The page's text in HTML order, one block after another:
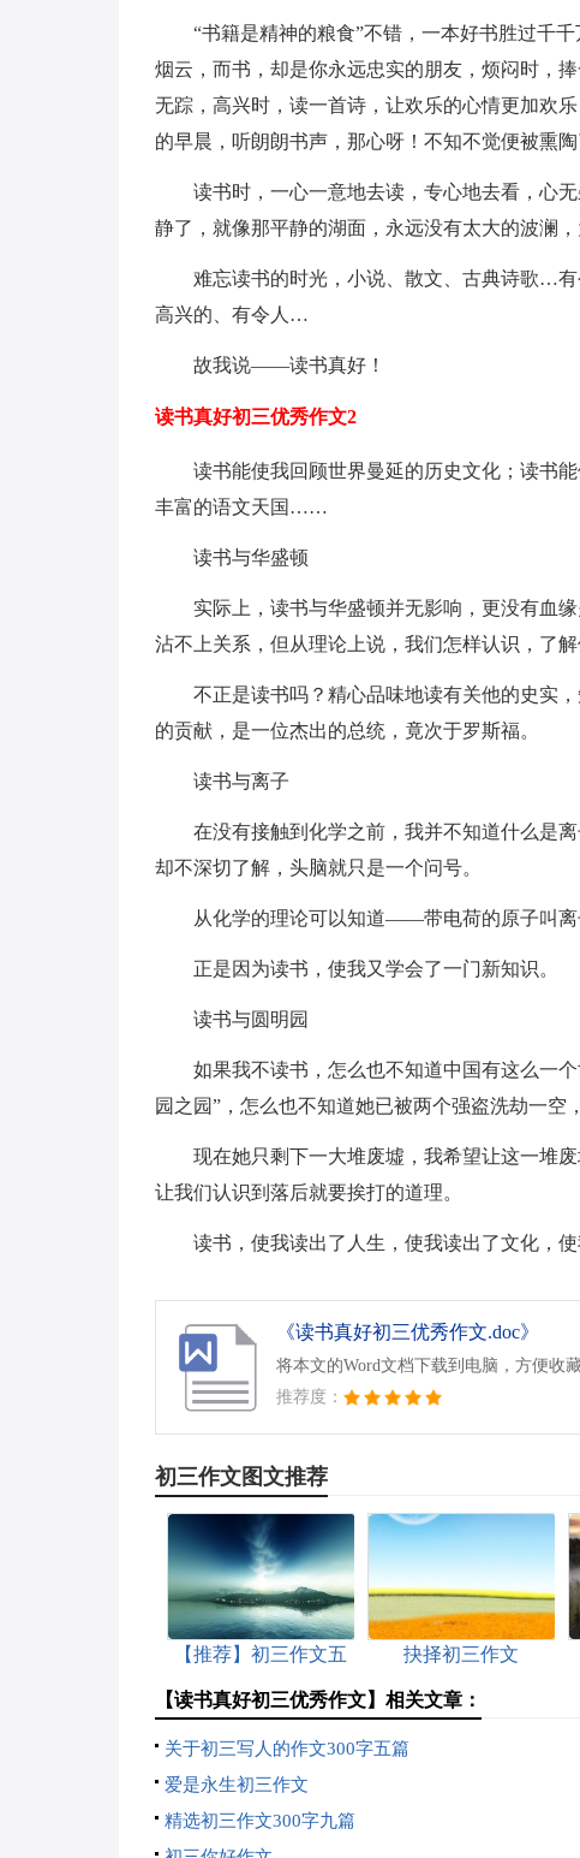
“书籍是精神的粮食”不错，一本好书胜过千
烟云，而书，却是你永远忠实的朋友，烦闷时，
无踪，高兴时，读一首诗，让欢乐的心情更加欢
的早晨，听朗朗书声，那心呀！不知不觉便被熏陶
读书时，一心一意地去读，专心地去看，心
静了，就像那平静的湖面，永远没有太大的波澜
难忘读书的时光，小说、散文、古典诗歌…
高兴的、有令人…
故我说——读书真好！
读书真好初三优秀作文2
读书能使我回顾世界曼延的历史文化；读书
丰富的语文天国……
读书与华盛顿
实际上，读书与华盛顿并无影响，更没有血
沾不上关系，但从理论上说，我们怎样认识，了解
不正是读书吗？精心品味地读有关他的史实
的贡献，是一位杰出的总统，竟次于罗斯福。
读书与离子
在没有接触到化学之前，我并不知道什么是
却不深切了解，头脑就只是一个问号。
从化学的理论可以知道——带电荷的原子叫离
正是因为读书，使我又学会了一门新知识。
读书与圆明园
如果我不读书，怎么也不知道中国有这么一
园之园”，怎么也不知道她已被两个强盗洗劫一空
现在她只剩下一大堆废墟，我希望让这一堆
让我们认识到落后就要挨打的道理。
读书，使我读出了人生，使我读出了文化，
《读书真好初三优秀作文.doc》
将本文的Word文档下载到电脑，方便收
推荐度：
初三作文图文推荐
【推荐】初三作文五
抉择初三作文
【读书真好初三优秀作文】相关文章：
关于初三写人的作文300字五篇
爱是永生初三作文
精选初三作文300字九篇